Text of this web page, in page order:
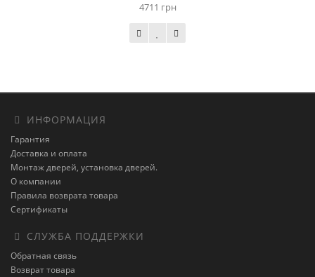
4711 грн
ИНФОРМАЦИЯ
Гарантия
Доставка и оплата
Монтаж дверей, установка дверей.
О компании
Правила возврата товара
Сертификаты
СЛУЖБА ПОДДЕРЖКИ
Обратная связь
Возврат товара